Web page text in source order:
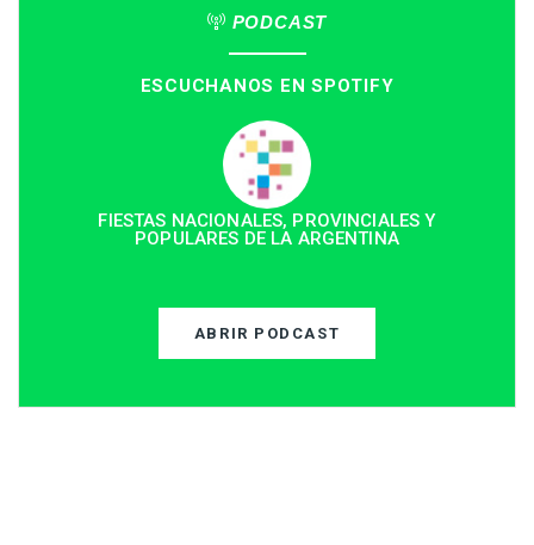
PODCAST
ESCUCHANOS EN SPOTIFY
FIESTAS NACIONALES, PROVINCIALES Y
POPULARES DE LA ARGENTINA
ABRIR PODCAST